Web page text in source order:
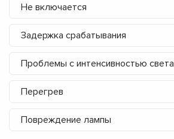
Не включается
Задержка срабатывания
Проблемы с интенсивностью света
Перегрев
Повреждение лампы